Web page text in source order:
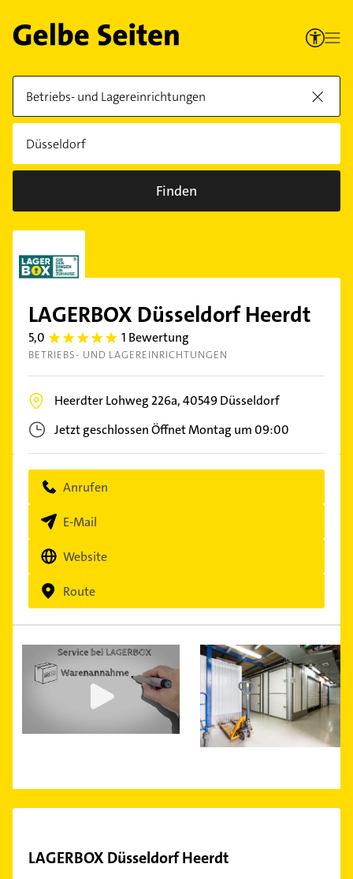
Finden
LAGERBOX Düsseldorf Heerdt
5,0 5.0 1 Bewertung
BETRIEBS- UND LAGEREINRICHTUNGEN
Heerdter Lohweg 226a,40549Düsseldorf
Jetzt geschlossenÖffnet Montag um 09:00
Anrufen
E-Mail
Website
Route
LAGERBOX Düsseldorf Heerdt